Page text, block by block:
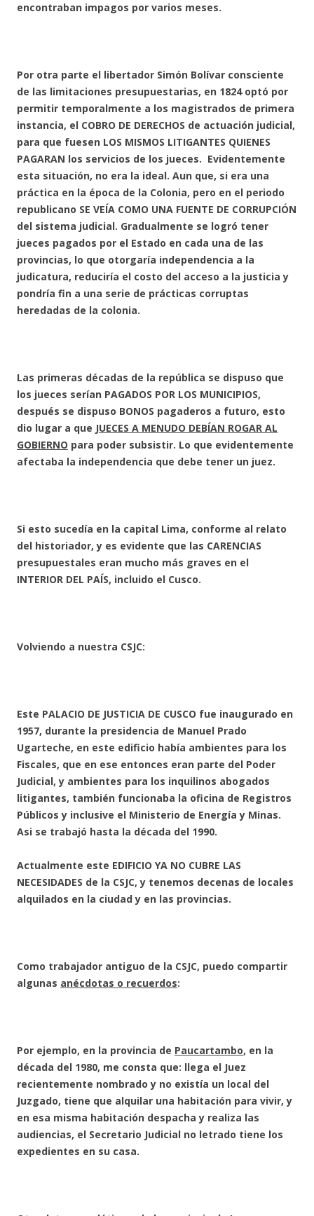
encontraban impagos por varios meses.
Por otra parte el libertador Simón Bolívar consciente
de las limitaciones presupuestarias, en 1824 optó por
permitir temporalmente a los magistrados de primera
instancia, el COBRO DE DERECHOS de actuación judicial,
para que fuesen LOS MISMOS LITIGANTES QUIENES
PAGARAN los servicios de los jueces. Evidentemente
esta situación, no era la ideal. Aun que, si era una
práctica en la época de la Colonia, pero en el periodo
republicano SE VEÍA COMO UNA FUENTE DE CORRUPCIÓN
del sistema judicial. Gradualmente se logró tener
jueces pagados por el Estado en cada una de las
provincias, lo que otorgaría independencia a la
judicatura, reduciría el costo del acceso a la justicia y
pondría fin a una serie de prácticas corruptas
heredadas de la colonia.
Las primeras décadas de la república se dispuso que
los jueces serían PAGADOS POR LOS MUNICIPIOS,
después se dispuso BONOS pagaderos a futuro, esto
dio lugar a que JUECES A MENUDO DEBÍAN ROGAR AL
GOBIERNO para poder subsistir. Lo que evidentemente
afectaba la independencia que debe tener un juez.
Si esto sucedía en la capital Lima, conforme al relato
del historiador, y es evidente que las CARENCIAS
presupuestales eran mucho más graves en el
INTERIOR DEL PAÍS, incluido el Cusco.
Volviendo a nuestra CSJC:
Este PALACIO DE JUSTICIA DE CUSCO fue inaugurado en
1957, durante la presidencia de Manuel Prado
Ugarteche, en este edificio había ambientes para los
Fiscales, que en ese entonces eran parte del Poder
Judicial, y ambientes para los inquilinos abogados
litigantes, también funcionaba la oficina de Registros
Públicos y inclusive el Ministerio de Energía y Minas.
Asi se trabajó hasta la década del 1990.
Actualmente este EDIFICIO YA NO CUBRE LAS
NECESIDADES de la CSJC, y tenemos decenas de locales
alquilados en la ciudad y en las provincias.
Como trabajador antiguo de la CSJC, puedo compartir
algunas anécdotas o recuerdos:
Por ejemplo, en la provincia de Paucartambo, en la
década del 1980, me consta que: llega el Juez
recientemente nombrado y no existía un local del
Juzgado, tiene que alquilar una habitación para vivir, y
en esa misma habitación despacha y realiza las
audiencias, el Secretario Judicial no letrado tiene los
expedientes en su casa.